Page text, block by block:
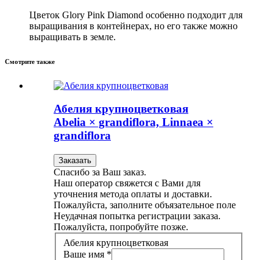
Цветок Glory Pink Diamond особенно подходит для
выращивания в контейнерах, но его также можно
выращивать в земле.
Смотрите также
Абелия крупноцветковая
Abelia × grandiflora, Linnaea ×
grandiflora
Заказать
Спасибо за Ваш заказ.
Наш оператор свяжется с Вами для
уточнения метода оплаты и доставки.
Пожалуйста, заполните объязательное поле
Неудачная попытка регистрации заказа.
Пожалуйста, попробуйте позже.
Абелия крупноцветковая
Ваше имя *